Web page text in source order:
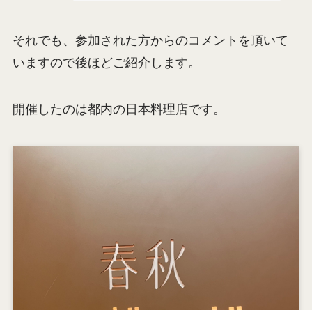
それでも、参加された方からのコメントを頂いて
いますので後ほどご紹介します。
開催したのは都内の日本料理店です。